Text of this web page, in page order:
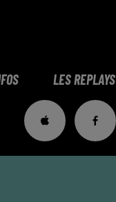
LES REPLAYS